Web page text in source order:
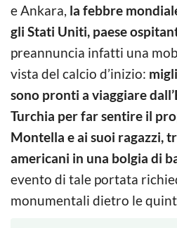
e Ankara, la febbre
gli Stati Uniti, paese
preannuncia infatti una
vista del calcio d’inizio:
sono pronti a viaggiare
Turchia per far sentire il
Montella e ai suoi ragazzi,
americani in una bolgia di
evento di tale portata
monumentali dietro le